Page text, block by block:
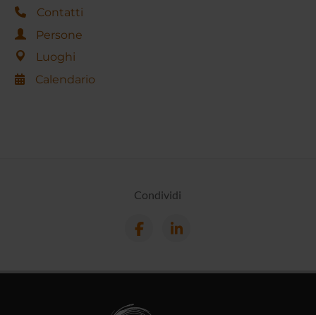
Contatti
Persone
Luoghi
Calendario
Condividi